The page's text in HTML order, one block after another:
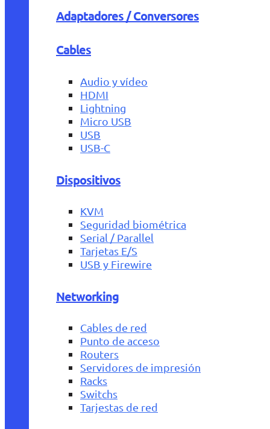
Adaptadores / Conversores
Cables
Audio y vídeo
HDMI
Lightning
Micro USB
USB
USB-C
Dispositivos
KVM
Seguridad biométrica
Serial / Parallel
Tarjetas E/S
USB y Firewire
Networking
Cables de red
Punto de acceso
Routers
Servidores de impresión
Racks
Switchs
Tarjestas de red